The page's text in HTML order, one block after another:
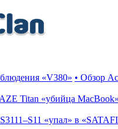
«V380» • Обзор
Titan «убийца
«упал» в